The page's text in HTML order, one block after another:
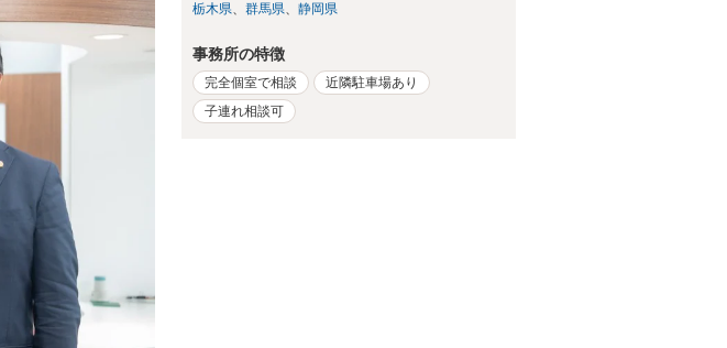
栃木県
群馬県 静岡県
事務所の特徴
完全個室で相談
近隣駐車場あり
子連れ相談可